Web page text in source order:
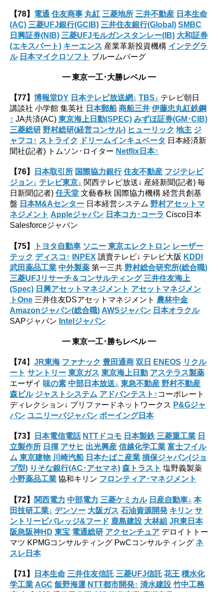
【78】 電通 住友商事 丸紅 三菱地所 三井不動産 日本生命
(AC) 三菱UFJ銀行(GCIB) 三井住友銀行(Global) SMBC
日興証券(NIB) 三菱UFJモルガンスタンレー(IB) 大和証券
(エキスパート) キーエンス 産業革新投資機構 インテグラ
ル 日本マイクロソフト ブルームバーグ
━東京一工･大勝レベル ━
【77】 博報堂DY 日本テレビ放送網↓ TBS↓ テレビ朝日
講談社 小学館 集英社 日本郵船 商船三井 伊藤忠丸紅鉄鋼
↑ JA共済(AC) 東京海上日動(SPEC) みずほ証券(GM･CIB)
三菱総研 野村総研(経営コンサル) ヒューリック 地主 ジ
ャフコ↑ ストライク ドリームインキュベータ 日本経済新
聞社(記者) トムソン･ロイター Netflix日本↑
【76】 日本取引所 国際協力銀行 住友不動産 フジテレビ
ジョン↓ テレビ東京↓ 関西テレビ放送↓ 産経新聞(記者) 毎
日新聞(記者) 任天堂 文藝春秋 国際協力機構 経営共創基
盤 日本M&Aセンター 日本経営システム 野村アセットマ
ネジメント Appleジャパン 日本コカ･コーラ Cisco日本
Salesforceジャパン
【75】 トヨタ自動車 ソニー 東京エレクトロン レーザー
テック ディスコ↑ INPEX 讀賣テレビ↓ テレビ大阪 KDDI
武田薬品工業 中外製薬 第一三共 野村総合研究所(総合職)
三菱UFJリサーチ＆コンサルティング 三井住友海上
(Spec) 日興アセットマネジメント アセットマネジメン
トOne 三井住友DSアセットマネジメント 農林中金
Amazonジャパン(総合職) AWSジャパン 日本オラクル
SAPジャパン Intelジャパン
━東京一工･勝ちレベル━
【74】 JR東海 ファナック 豊田通商 双日 ENEOS リクル
ート サントリー 東京ガス 東京海上日動 アステラス製薬
エーザイ 味の素 中部日本放送↓ 東急不動産 野村不動産
森ビル ジャストシステム アドバンテスト↑ コーポレート
ディレクション↓ プリファードネットワークス P&Gジャ
パン ユニリーバジャパン ボーイング日本
【73】 日本電信電話 NTTドコモ 日本製鉄 三菱重工業 日
立製作所 日揮 アサヒ 出光興産 信越化学工業 富士フイル
ム 東京建物 川崎汽船 日本たばこ産業 損保ジャパン(ジョ
ブ型) りそな銀行(AC･アセマネ) 森トラスト 塩野義製薬
小野薬品工業 協和キリン フロンティア･マネジメント
【72】 関西電力 中部電力 三菱ケミカル 日産自動車↓ 本
田技研工業↓ デンソー 大阪ガス 石油資源開発 キリン サ
ントリービバレッジ&フード 鹿島建設 大林組 JR東日本
阪急阪神HD 東宝 電通総研 アクセンチュア デロイトトー
マツ KPMGコンサルティング PwCコンサルティング ネ
スレ日本
【71】 日本生命 三井住友信託 三菱UFJ信託 花王 積水化
学工業 AGC 飯野海運 NTT都市開発↑ 清水建設 竹中工務